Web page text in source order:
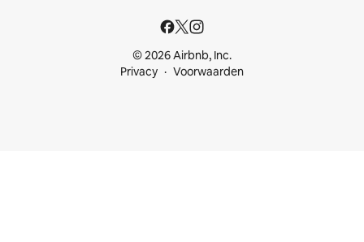
© 2026 Airbnb, Inc.
Privacy
Voorwaarden